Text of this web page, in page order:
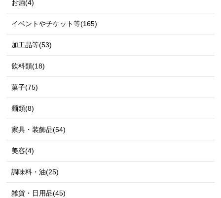
お酒(4)
イベントやチケット等(165)
加工品等(53)
飲料類(18)
菓子(75)
麺類(8)
家具・装飾品(54)
美容(4)
調味料・油(25)
雑貨・日用品(45)